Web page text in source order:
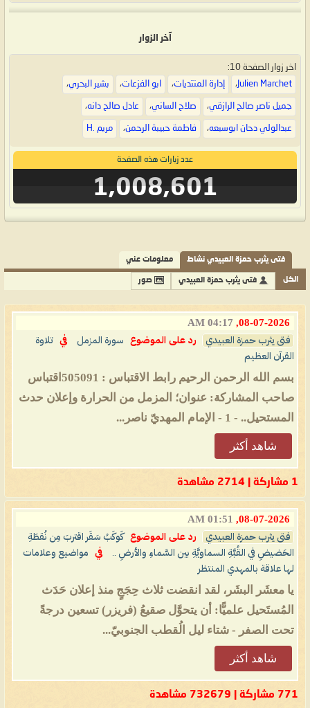
آخر الزوار
اخر زوار الصفحة 10:
Julien Marchet ، إدارة المنتديات، ابو الفزعات، بشير البحري،
جميل ناصر صالح الرازقي، صلاح الساني، عادل صالح دانه،
عبدالولي دحان ابوسبعه، فاطمة حبيبة الرحمن، مريم .H
عدد زيارات هذه الصفحة
1,008,601
فتى يثرب حمزة العبيدي نشاط معلومات عني
الكل فتى يثرب حمزة العبيدي صور
08-07-2026,
04:17 AM
فتى يثرب حمزة العبيدي رد على الموضوع سورة المزمل في
تلاوة
القرآن العظيم
بسم الله الرحمن الرحيم رابط الاقتباس : 505091اقتباس
صاحب المشاركة: عنوان؛ المزمل من الحرارة وإعلان حدث
المستحيل.. - 1 - الإمام المهديّ ناصر...
شاهد أكثر
1 مشاركة | 2714 مشاهدة
08-07-2026,
01:51 AM
فتى يثرب حمزة العبيدي رد على الموضوع
كَوكَبُ سَقَر اقتربَ مِن نُقطَةِ
الحَضيضِ في القُبَّةِ السماويَّةِ بين السَّماءِ والأرضِ ..
في
مواضيع وعلامات
لها علاقة بالمهدي المنتظر
يا معشَر البشَر، لقد انقضت ثلاث حِجَجٍ منذ إعلان حَدَث
المُستَحيل علميًّا: أن يتحوَّل صقيعُ (فريزر) تسعين درجةً
تحت الصفر - شتاء ليل الُقطب الجنوبيّ...
شاهد أكثر
771 مشاركة | 732679 مشاهدة